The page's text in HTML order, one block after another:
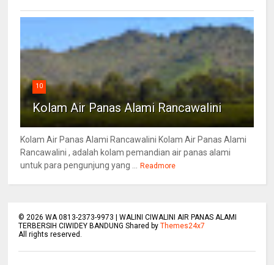
10
Kolam Air Panas Alami Rancawalini
Kolam Air Panas Alami Rancawalini Kolam Air Panas Alami
Rancawalini , adalah kolam pemandian air panas alami
untuk para pengunjung yang ...
Readmore
© 2026 WA 0813-2373-9973 | WALINI CIWALINI AIR PANAS ALAMI
TERBERSIH CIWIDEY BANDUNG Shared byThemes24x7
All rights reserved.